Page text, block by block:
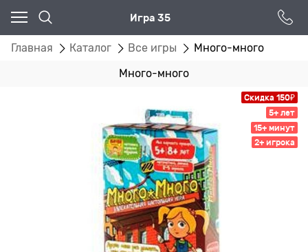
Игра 35
Главная Каталог Все игры Много-много
Много-много
Скидка 150₽
5+ лет
15+ минут
2+ игрока